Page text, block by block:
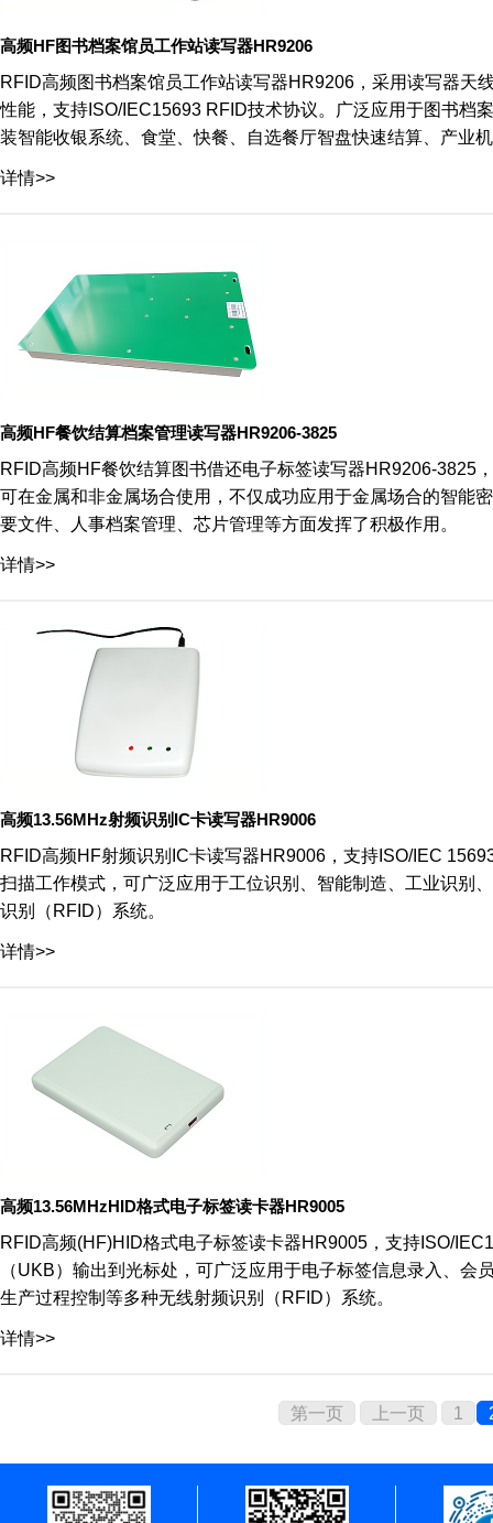
高频HF图书档案馆员工作站读写器HR9206
RFID高频图书档案馆员工作站读写器HR9206，采用读写器天
性能，支持ISO/IEC15693 RFID技术协议。广泛应用于图书档
装智能收银系统、食堂、快餐、自选餐厅智盘快速结算、产业
详情>>
高频HF餐饮结算档案管理读写器HR9206-3825
RFID高频HF餐饮结算图书借还电子标签读写器HR9206-3825
可在金属和非金属场合使用，不仅成功应用于金属场合的智能
要文件、人事档案管理、芯片管理等方面发挥了积极作用。
详情>>
高频13.56MHz射频识别IC卡读写器HR9006
RFID高频HF射频识别IC卡读写器HR9006，支持ISO/IEC
扫描工作模式，可广泛应用于工位识别、智能制造、工业识别
识别（RFID）系统。
详情>>
高频13.56MHzHID格式电子标签读卡器HR9005
RFID高频(HF)HID格式电子标签读卡器HR9005，支持ISO/
（UKB）输出到光标处，可广泛应用于电子标签信息录入、
生产过程控制等多种无线射频识别（RFID）系统。
详情>>
第一页 上一页 1